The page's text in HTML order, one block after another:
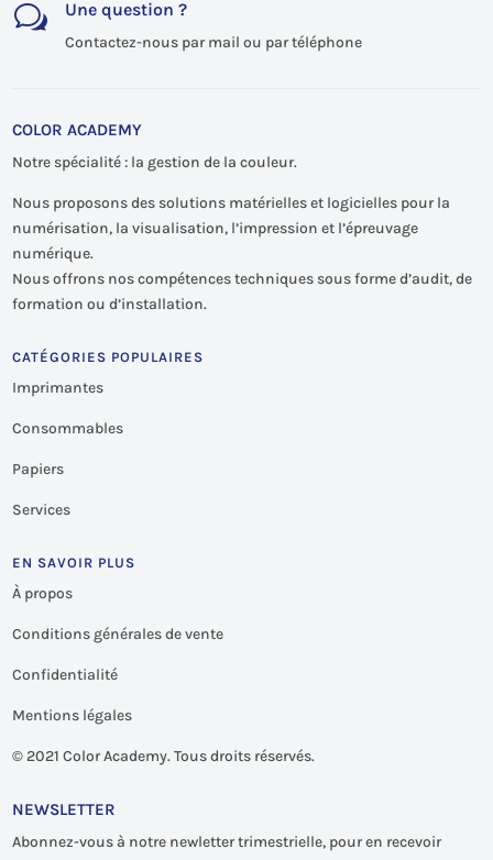
w Une question ?
Contactez-nous par mail ou par téléphone
COLOR ACADEMY
Notre spécialité : la gestion de la couleur.
Nous proposons des solutions matérielles et logicielles pour la
numérisation, la visualisation, l’impression et l’épreuvage
numérique.
Nous offrons nos compétences techniques sous forme d’audit, de
formation ou d’installation.
CATÉGORIES POPULAIRES
Imprimantes
Consommables
Papiers
Services
EN SAVOIR PLUS
À propos
Conditions générales de vente
Confidentialité
Mentions légales
© 2021 Color Academy. Tous droits réservés.
NEWSLETTER
Abonnez-vous à notre newletter trimestrielle, pour en recevoir